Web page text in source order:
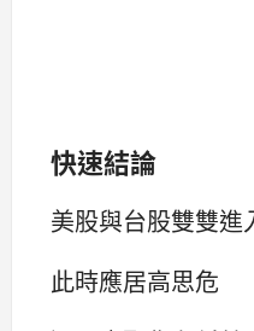
快速結論
美股與台股雙雙進
此時應居高思危